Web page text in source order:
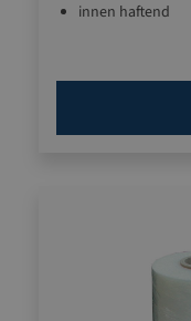
innen haftend